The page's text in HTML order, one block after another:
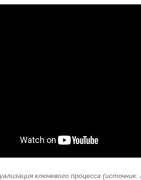
ключевого процесса